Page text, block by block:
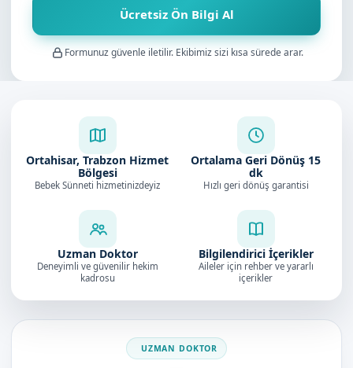
Ücretsiz Ön Bilgi Al
Formunuz güvenle iletilir. Ekibimiz sizi kısa sürede arar.
Ortahisar, Trabzon Hizmet
Bölgesi
Bebek Sünneti hizmetinizdeyiz
Ortalama Geri Dönüş 15
dk
Hızlı geri dönüş garantisi
Uzman Doktor
Deneyimli ve güvenilir hekim
kadrosu
Bilgilendirici İçerikler
Aileler için rehber ve yararlı
içerikler
Doktorumuz